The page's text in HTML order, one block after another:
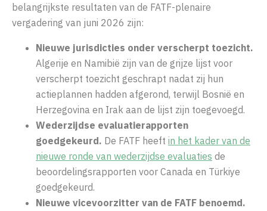
belangrijkste resultaten van de FATF-plenaire
vergadering van juni 2026 zijn:
Nieuwe jurisdicties onder verscherpt toezicht.
Algerije en Namibië zijn van de grijze lijst voor
verscherpt toezicht geschrapt nadat zij hun
actieplannen hadden afgerond, terwijl Bosnië en
Herzegovina en Irak aan de lijst zijn toegevoegd.
Wederzijdse evaluatierapporten
goedgekeurd. De FATF heeft in het kader van de
nieuwe ronde van wederzijdse evaluaties de
beoordelingsrapporten voor Canada en Türkiye
goedgekeurd.
Nieuwe vicevoorzitter van de FATF benoemd.